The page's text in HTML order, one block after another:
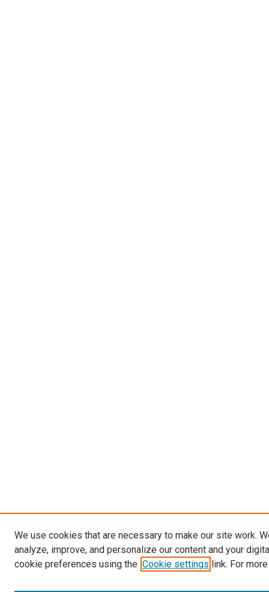
We use cookies that are necessary to make our site work.
analyze, improve, and personalize our content and your
cookie preferences using the Cookie settings link. For